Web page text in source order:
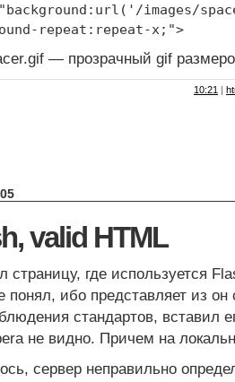
images/
repeat:repeat-x;">
— прозрачный gif
10:21 |
valid HTML
страницу, где используется
понял, ибо представляет из он
стандартов, вставил
не видно. Причем на
сервер неправильно